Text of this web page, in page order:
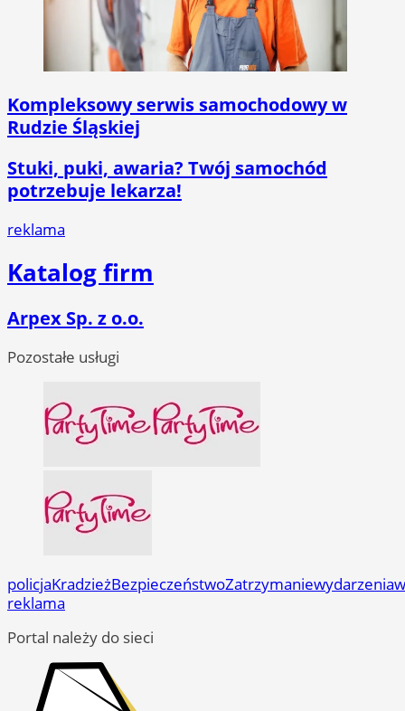
Kompleksowy serwis samochodowy w
Rudzie Śląskiej
Stuki, puki, awaria? Twój samochód
potrzebuje lekarza!
reklama
Katalog firm
Arpex Sp. z o.o.
Pozostałe usługi
policjaKradzieżBezpieczeństwoZatrzymaniewydarzenia
reklama
Portal należy do sieci